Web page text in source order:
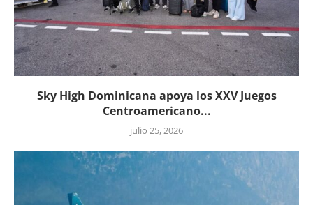
Sky High Dominicana apoya los XXV Juegos
Centroamericano...
julio 25, 2026